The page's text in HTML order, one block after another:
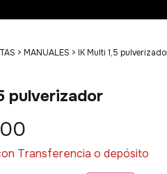
> MANUALES > IK Multi 1,5
pulverizador
Transferencia o depósito